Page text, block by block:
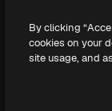
Instagram
YouTube
LinkedIn
By clicking
cookies on your
site usage, and